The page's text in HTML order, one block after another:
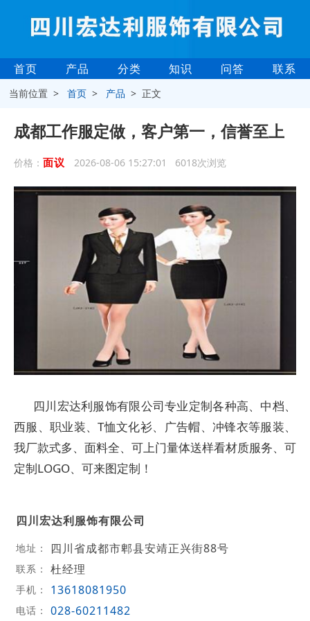
首页 产品 分类 知识 问答 联系
当前位置 >首页 > 产品 > 正文
成都工作服定做，客户第一，信誉至上
价格： 面议 2026-08-06 15:27:01 6018次浏览
四川宏达利服饰有限公司专业定制各种高、中档、
西服、职业装、T恤文化衫、广告帽、冲锋衣等服装、
我厂款式多、面料全、可上门量体送样看材质服务、可
定制LOGO、可来图定制！
四川宏达利服饰有限公司
地址： 四川省成都市郫县安靖正兴街88号
联系： 杜经理
手机： 13618081950
电话： 028-60211482